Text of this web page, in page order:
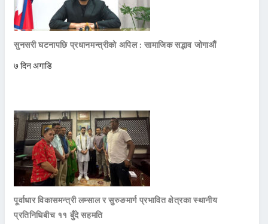
सुनसरी घटनापछि प्रधानमन्त्रीको अपिल : सामाजिक सद्भाव जोगाऔं
७ दिन अगाडि
पूर्वाधार विकासमन्त्री लम्साल र सुरुङमार्ग प्रभावित क्षेत्रका स्थानीय
प्रतिनिधिबीच ११ बुँदे सहमति